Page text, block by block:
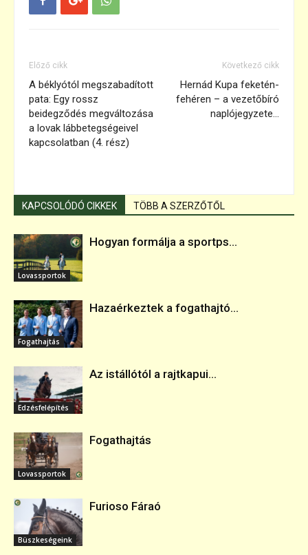
Előző cikk
A béklyótól megszabadított
pata: Egy rossz
beidegződés megváltozása
a lovak lábbetegségeivel
kapcsolatban (4. rész)
Következő cikk
Hernád Kupa feketén-
fehéren – a vezetőbíró
naplójegyzete…
KAPCSOLÓDÓ CIKKEK TÖBB A SZERZŐTŐL
Lovassportok
Hogyan formálja a sportps...
Fogathajtás
Hazaérkeztek a fogathajtó...
Edzésfelépítés
Az istállótól a rajtkapui...
Lovassportok
Fogathajtás
Büszkeségeink
Furioso Fáraó